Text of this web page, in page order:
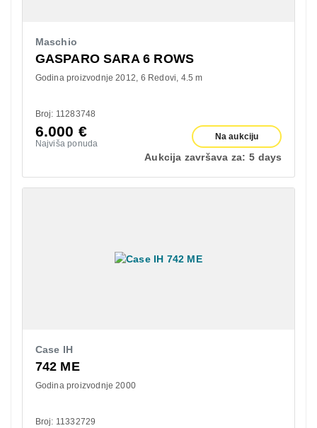
Maschio
GASPARO SARA 6 ROWS
Godina proizvodnje 2012 6 Redovi 4.5 m
Broj: 11283748
6.000 €
Najviša ponuda
Na aukciju
Aukcija završava za: 5 days
Case IH
742 ME
Godina proizvodnje 2000
Broj: 11332729